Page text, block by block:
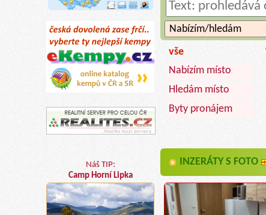
Náš TIP:
Camp Horní Lipka
vše
Nabízím místo
Hledám místo
Byty pronájem
INZERÁTY S FOTO